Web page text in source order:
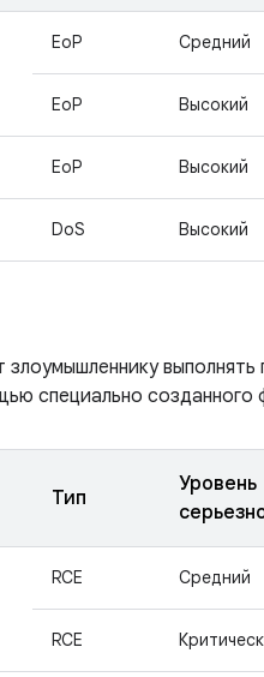
EoP Средний
EoP Высокий
EoP Высокий
DoS Высокий
специально созданного
Тип
Уровень
RCE Средний
RCE